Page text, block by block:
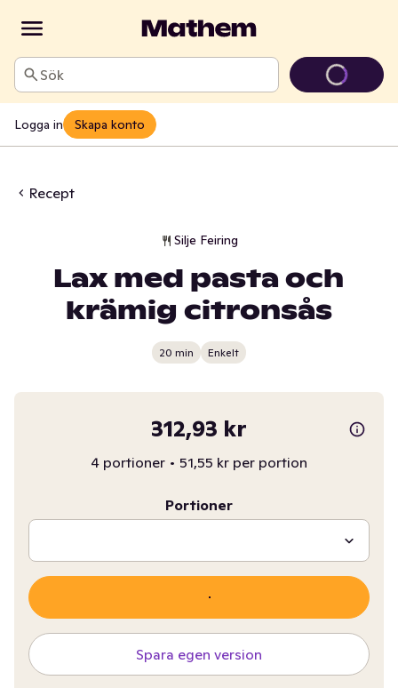
Sök
Logga in Skapa konto
Recept
Silje Feiring
Lax med pasta och
krämig citronsås
20 min Enkelt
312,93 kr
4 portioner • 51,55 kr per portion
Portioner
Spara egen version